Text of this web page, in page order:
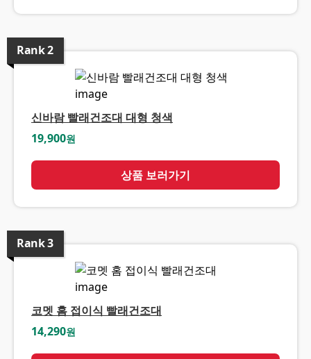
Rank2
신바람 빨래건조대 대형 청색
19,900원
상품 보러가기
Rank3
코멧 홈 접이식 빨래건조대
14,290원